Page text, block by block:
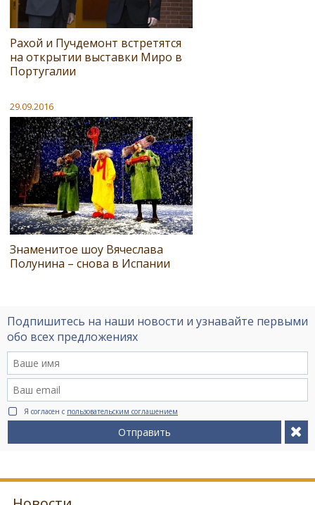
Рахой и Пучдемонт встретятся
на открытии выставки Миро в
Португалии
29.09.2016
Знаменитое шоу Вячеслава
Полунина – снова в Испании
Подпишитесь на наши новости и узнавайте первыми
обо всех предложениях
Я согласен с пользовательским соглашением
Отправить